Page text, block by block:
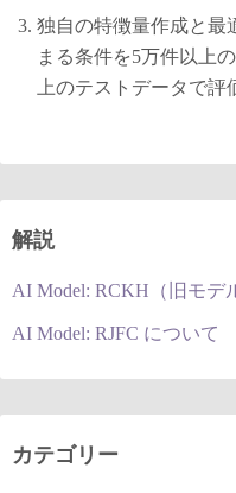
独自の特徴量作成と最
まる条件を5万件以上
上のテストデータで評
解説
AI Model: RCKH（旧モデ
AI Model: RJFC について
カテゴリー